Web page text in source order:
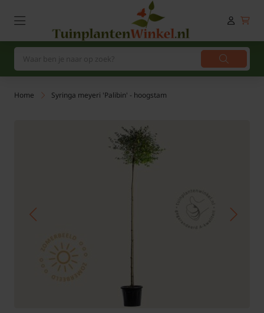
Home Syringa meyeri 'Palibin' - hoogstam